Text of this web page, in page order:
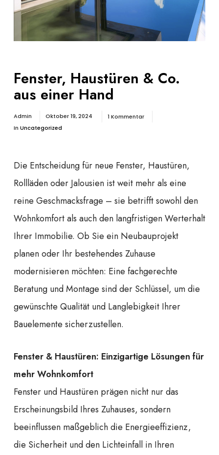
Fenster, Haustüren & Co.
aus einer Hand
Admin Oktober 19, 2024
1 Kommentar
In Uncategorized
Die Entscheidung für neue Fenster, Haustüren,
Rollläden oder Jalousien ist weit mehr als eine
reine Geschmacksfrage – sie betrifft sowohl den
Wohnkomfort als auch den langfristigen Werterhalt
Ihrer Immobilie. Ob Sie ein Neubauprojekt
planen oder Ihr bestehendes Zuhause
modernisieren möchten: Eine fachgerechte
Beratung und Montage sind der Schlüssel, um die
gewünschte Qualität und Langlebigkeit Ihrer
Bauelemente sicherzustellen.
Fenster & Haustüren: Einzigartige Lösungen für
mehr Wohnkomfort
Fenster und Haustüren prägen nicht nur das
Erscheinungsbild Ihres Zuhauses, sondern
beeinflussen maßgeblich die Energieeffizienz,
die Sicherheit und den Lichteinfall in Ihren